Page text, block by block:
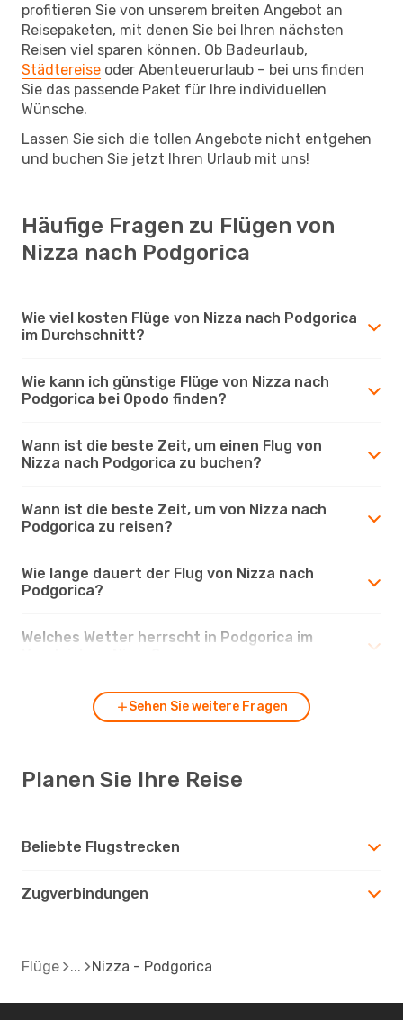
profitieren Sie von unserem breiten Angebot an
Reisepaketen, mit denen Sie bei Ihren nächsten
Reisen viel sparen können. Ob Badeurlaub,
Städtereise oder Abenteuerurlaub – bei uns finden
Sie das passende Paket für Ihre individuellen
Wünsche.
Lassen Sie sich die tollen Angebote nicht entgehen
und buchen Sie jetzt Ihren Urlaub mit uns!
Häufige Fragen zu Flügen von
Nizza nach Podgorica
Wie viel kosten Flüge von Nizza nach Podgorica
im Durchschnitt?
Wie kann ich günstige Flüge von Nizza nach
Podgorica bei Opodo finden?
Wann ist die beste Zeit, um einen Flug von
Nizza nach Podgorica zu buchen?
Wann ist die beste Zeit, um von Nizza nach
Podgorica zu reisen?
Wie lange dauert der Flug von Nizza nach
Podgorica?
Welches Wetter herrscht in Podgorica im
Sehen Sie weitere Fragen
Planen Sie Ihre Reise
Beliebte Flugstrecken
Zugverbindungen
Flüge Nizza - Podgorica